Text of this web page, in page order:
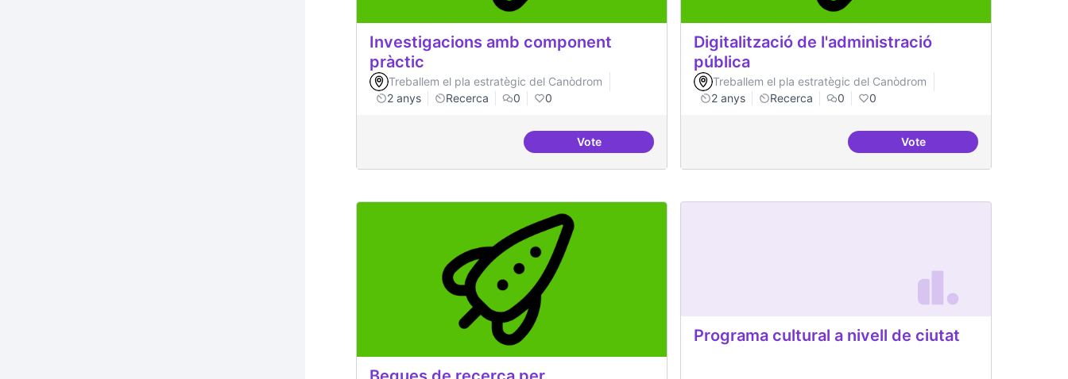
Investigacions amb component
pràctic
Treballem el pla estratègic del Canòdrom
2 anys
Recerca 0 0
VoteInvestigacions amb component pràctic
Digitalització de l'administració
pública
Treballem el pla estratègic del Canòdrom
2 anys
Recerca 0 0
VoteDigitalització de
Programa cultural a nivell de ciutat